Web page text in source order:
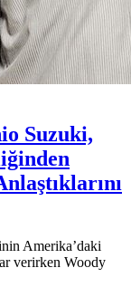
Suzuki,
Amerika’daki
verirken Woody